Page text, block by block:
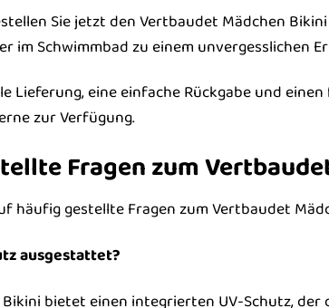
Sie jetzt den Vertbaudet Mädchen
im Schwimmbad zu einem unvergesslichen
Lieferung, eine einfache Rückgabe und
zur Verfügung.
Fragen zum
häufig gestellte Fragen zum Vertbaudet
ausgestattet?
bietet einen integrierten UV-Schutz,